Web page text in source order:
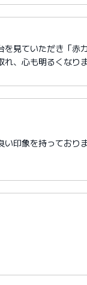
見ていただき「赤
、心も明るくなり
印象を持っておりま